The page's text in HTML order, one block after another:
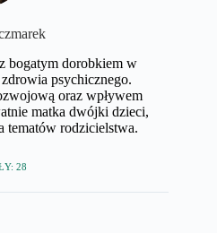
bogatym dorobkiem w
psychicznego.
oraz wpływem
matka dwójki dzieci,
tematów rodzicielstwa.
28